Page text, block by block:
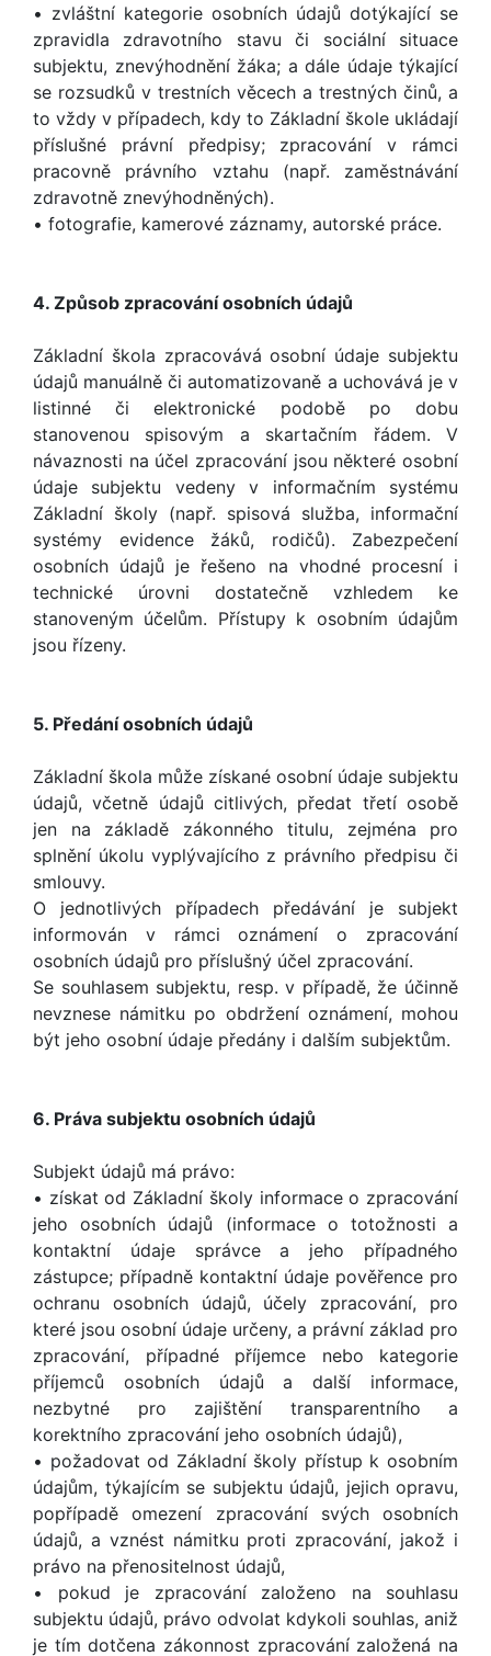
• zvláštní kategorie osobních údajů dotýkající se
zpravidla zdravotního stavu či sociální situace
subjektu, znevýhodnění žáka; a dále údaje týkající
se rozsudků v trestních věcech a trestných činů, a
to vždy v případech, kdy to Základní škole ukládají
příslušné právní předpisy; zpracování v rámci
pracovně právního vztahu (např. zaměstnávání
zdravotně znevýhodněných).
• fotografie, kamerové záznamy, autorské práce.
4. Způsob zpracování osobních údajů
Základní škola zpracovává osobní údaje subjektu
údajů manuálně či automatizovaně a uchovává je v
listinné či elektronické podobě po dobu
stanovenou spisovým a skartačním řádem. V
návaznosti na účel zpracování jsou některé osobní
údaje subjektu vedeny v informačním systému
Základní školy (např. spisová služba, informační
systémy evidence žáků, rodičů). Zabezpečení
osobních údajů je řešeno na vhodné procesní i
technické úrovni dostatečně vzhledem ke
stanoveným účelům. Přístupy k osobním údajům
jsou řízeny.
5. Předání osobních údajů
Základní škola může získané osobní údaje subjektu
údajů, včetně údajů citlivých, předat třetí osobě
jen na základě zákonného titulu, zejména pro
splnění úkolu vyplývajícího z právního předpisu či
smlouvy.
O jednotlivých případech předávání je subjekt
informován v rámci oznámení o zpracování
osobních údajů pro příslušný účel zpracování.
Se souhlasem subjektu, resp. v případě, že účinně
nevznese námitku po obdržení oznámení, mohou
být jeho osobní údaje předány i dalším subjektům.
6. Práva subjektu osobních údajů
Subjekt údajů má právo:
• získat od Základní školy informace o zpracování
jeho osobních údajů (informace o totožnosti a
kontaktní údaje správce a jeho případného
zástupce; případně kontaktní údaje pověřence pro
ochranu osobních údajů, účely zpracování, pro
které jsou osobní údaje určeny, a právní základ pro
zpracování, případné příjemce nebo kategorie
příjemců osobních údajů a další informace,
nezbytné pro zajištění transparentního a
korektního zpracování jeho osobních údajů),
• požadovat od Základní školy přístup k osobním
údajům, týkajícím se subjektu údajů, jejich opravu,
popřípadě omezení zpracování svých osobních
údajů, a vznést námitku proti zpracování, jakož i
právo na přenositelnost údajů,
• pokud je zpracování založeno na souhlasu
subjektu údajů, právo odvolat kdykoli souhlas, aniž
je tím dotčena zákonnost zpracování založená na